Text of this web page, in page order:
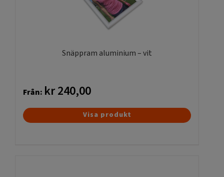
kan
väljas
Snäppram aluminium – vit
Från: kr240,00
Den
här
Visa produkt